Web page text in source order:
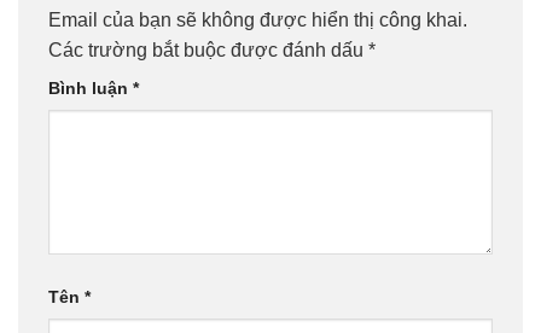
Email của bạn sẽ không được hiển thị công khai.
Các trường bắt buộc được đánh dấu *
Bình luận *
Tên *